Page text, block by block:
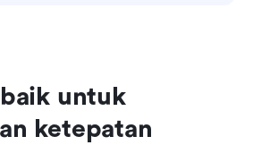
untuk
ketepatan